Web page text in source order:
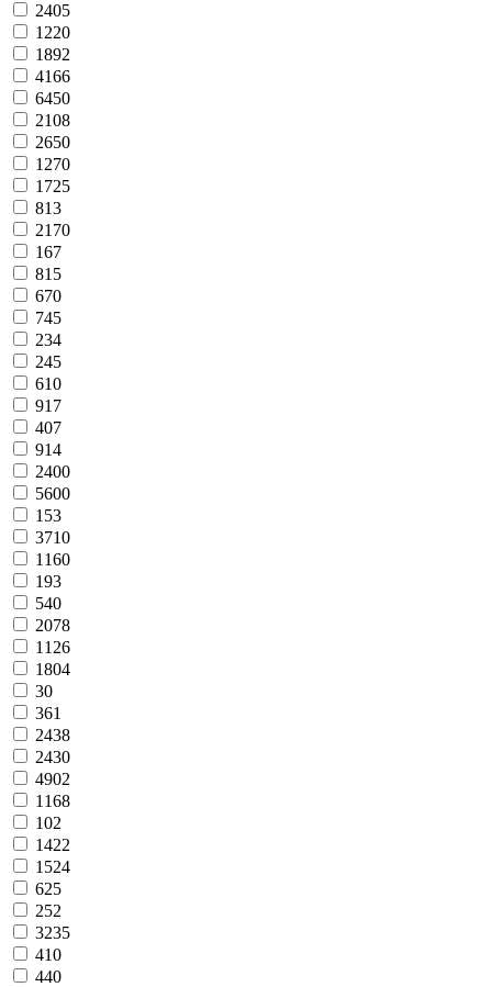
2405
1220
1892
4166
6450
2108
2650
1270
1725
813
2170
167
815
670
745
234
245
610
917
407
914
2400
5600
153
3710
1160
193
540
2078
1126
1804
30
361
2438
2430
4902
1168
102
1422
1524
625
252
3235
410
440